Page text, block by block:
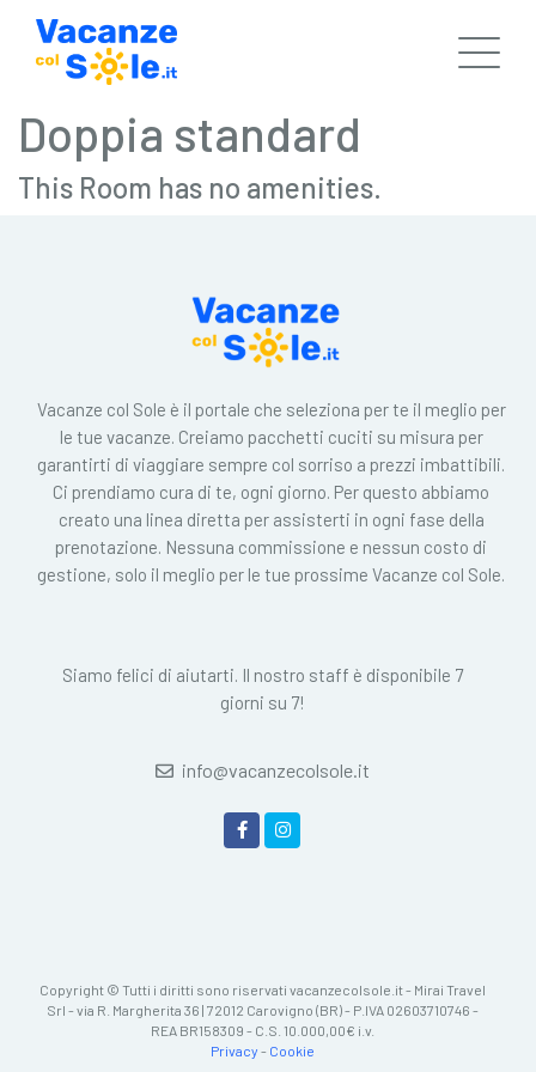
Doppia standard
This Room has no amenities.
Vacanze col Sole è il portale che seleziona per te il meglio per
le tue vacanze. Creiamo pacchetti cuciti su misura per
garantirti di viaggiare sempre col sorriso a prezzi imbattibili.
Ci prendiamo cura di te, ogni giorno. Per questo abbiamo
creato una linea diretta per assisterti in ogni fase della
prenotazione. Nessuna commissione e nessun costo di
gestione, solo il meglio per le tue prossime Vacanze col Sole.
Siamo felici di aiutarti. Il nostro staff è disponibile 7
giorni su 7!
info@vacanzecolsole.it
Copyright © Tutti i diritti sono riservati vacanzecolsole.it - Mirai Travel
Srl - via R. Margherita 36 | 72012 Carovigno (BR) - P.IVA 02603710746 -
REA BR158309 - C.S. 10.000,00€ i.v.
Privacy - Cookie